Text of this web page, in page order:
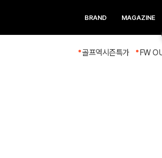
BRAND MAGAZINE
골프역시즌특가 FW